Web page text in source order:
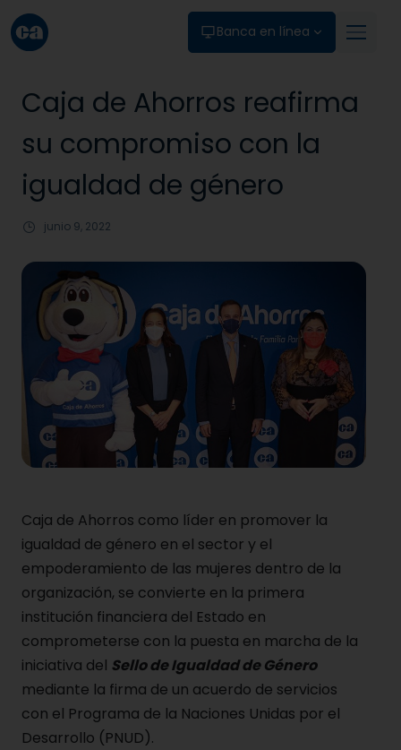
Banca en línea
Caja de Ahorros reafirma
su compromiso con la
igualdad de género
junio 9, 2022
Caja de Ahorros como líder en promover la
igualdad de género en el sector y el
empoderamiento de las mujeres dentro de la
organización, se convierte en la primera
institución financiera del Estado en
comprometerse con la puesta en marcha de la
iniciativa del Sello de Igualdad de Género
mediante la firma de un acuerdo de servicios
con el Programa de la Naciones Unidas por el
Desarrollo (PNUD).